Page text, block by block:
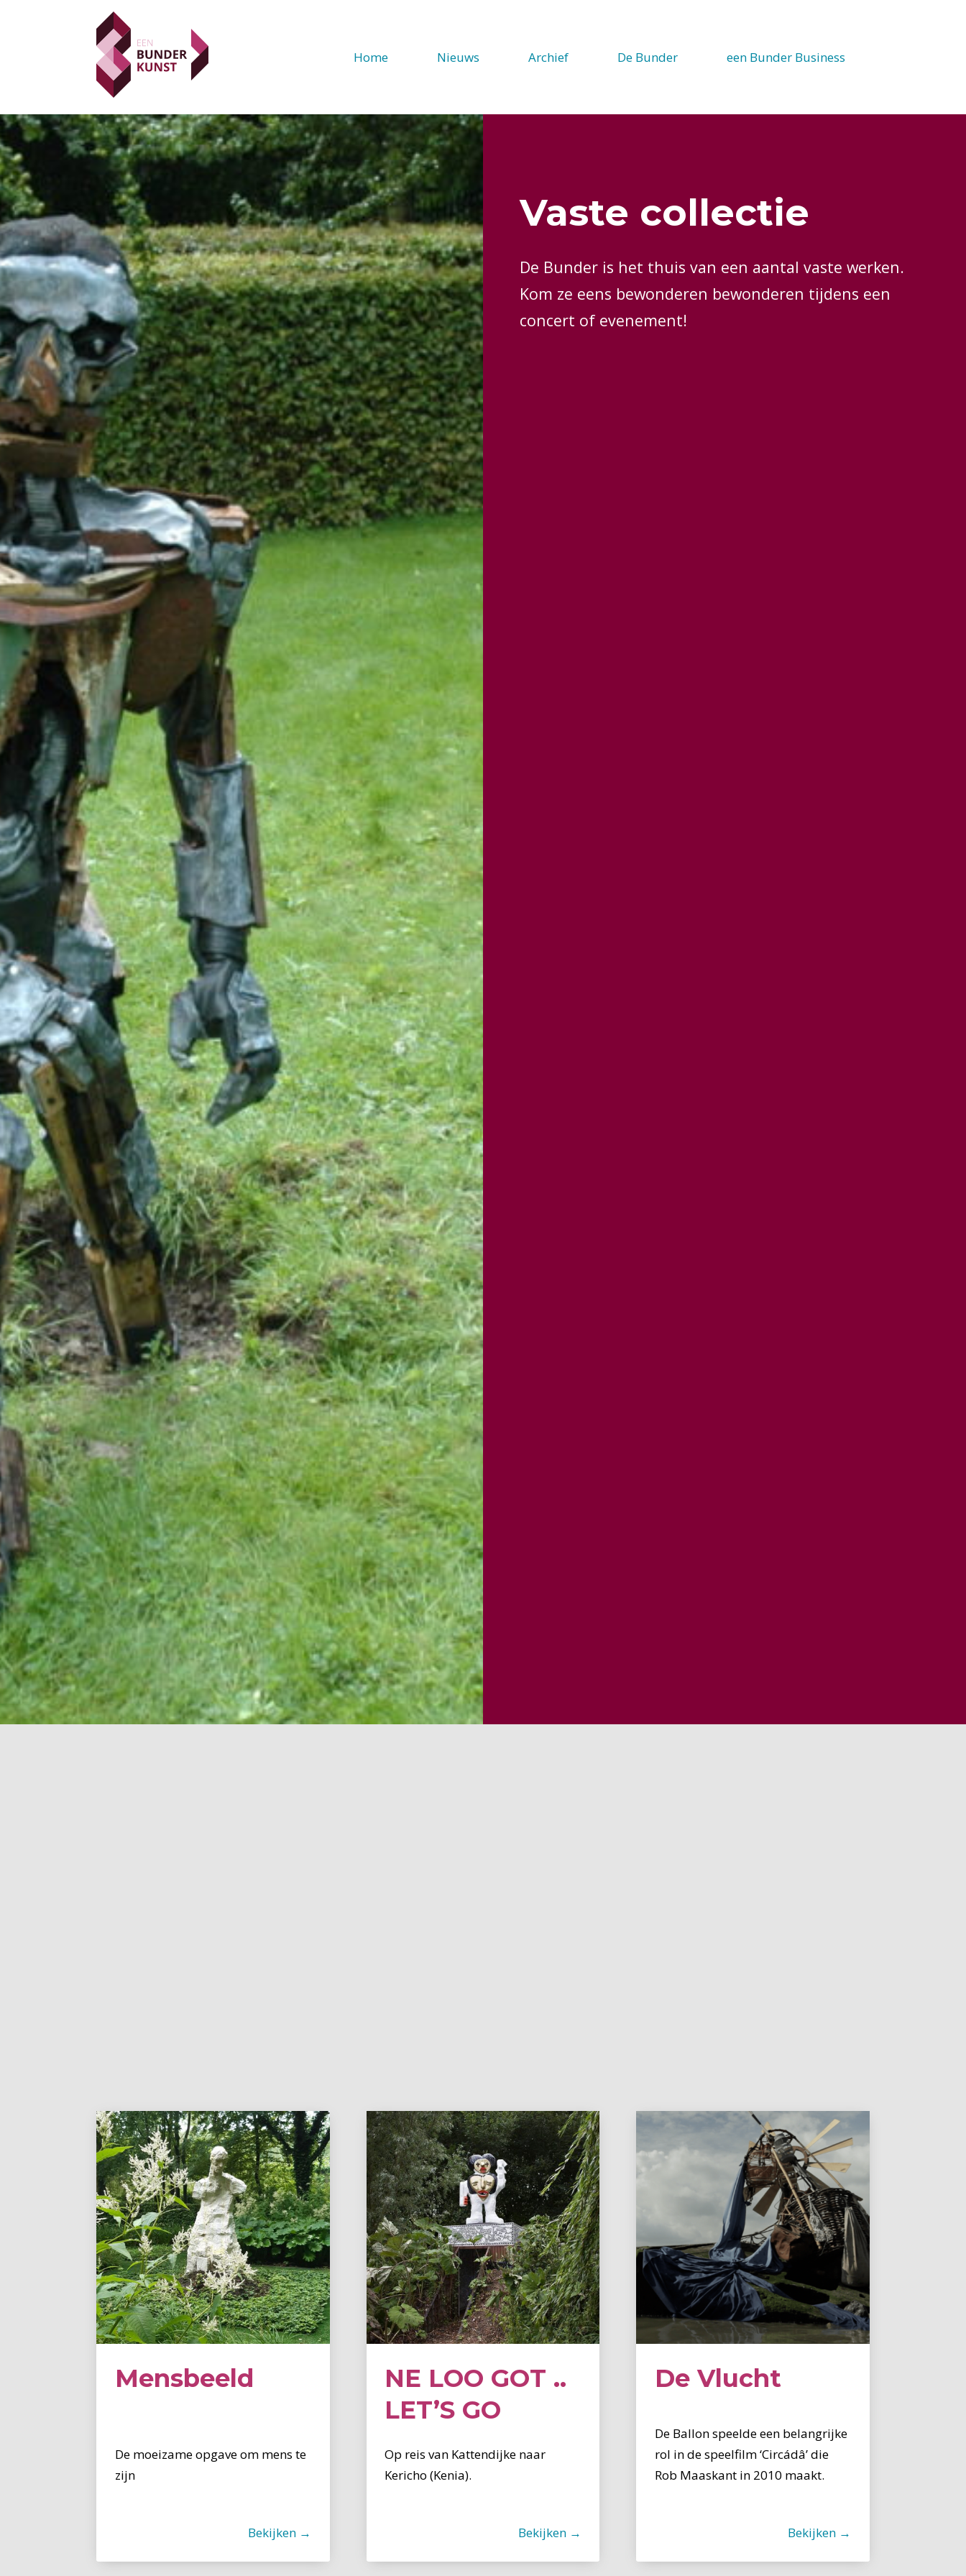
Home Nieuws Archief De Bunder een Bunder Business
Vaste collectie
De Bunder is het thuis van een aantal vaste werken.
Kom ze eens bewonderen bewonderen tijdens een
concert of evenement!
Mensbeeld
De moeizame opgave om mens te
zijn
Bekijken →
NE LOO GOT ..
LET’S GO
Op reis van Kattendijke naar
Kericho (Kenia).
Bekijken →
De Vlucht
De Ballon speelde een belangrijke
rol in de speelfilm ‘Circádâ’ die
Rob Maaskant in 2010 maakt.
Bekijken →